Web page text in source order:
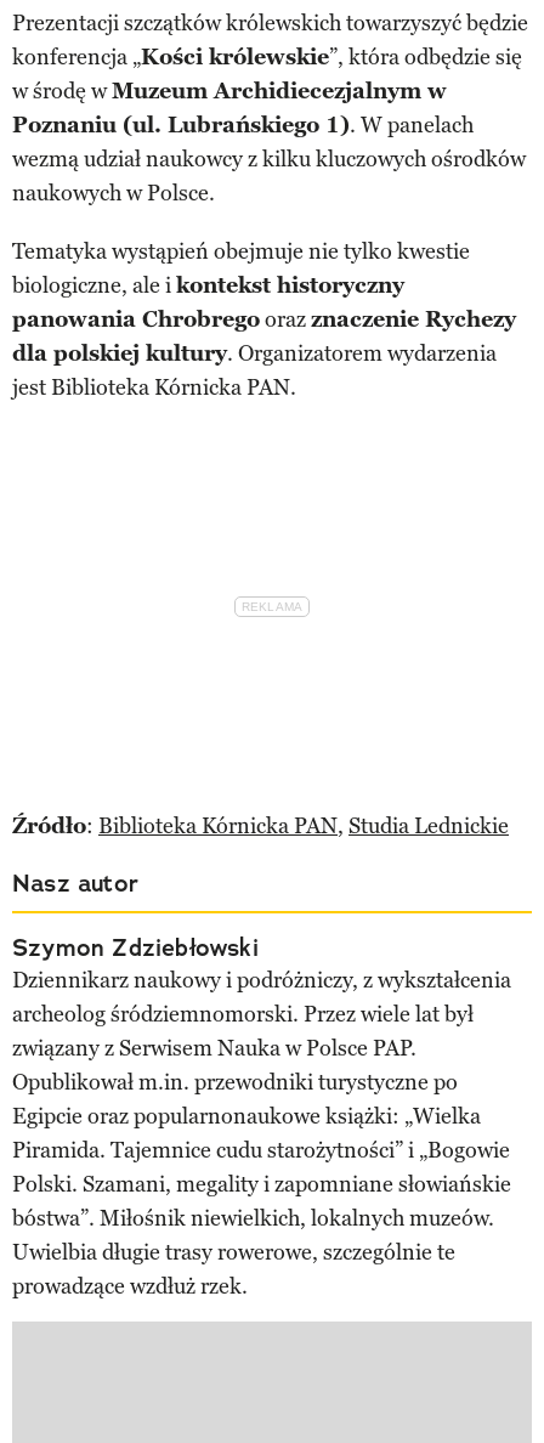
Prezentacji szczątków królewskich towarzyszyć będzie
konferencja „Kości królewskie”, która odbędzie się
w środę wMuzeum Archidiecezjalnym w
Poznaniu (ul. Lubrańskiego 1). W panelach
wezmą udział naukowcy z kilku kluczowych ośrodków
naukowych w Polsce.
Tematyka wystąpień obejmuje nie tylko kwestie
biologiczne, ale ikontekst historyczny
panowania Chrobregoorazznaczenie Rychezy
dla polskiej kultury. Organizatorem wydarzenia
jest Biblioteka Kórnicka PAN.
Źródło: Biblioteka Kórnicka PAN, Studia Lednickie
Nasz autor
Szymon Zdziebłowski
Dziennikarz naukowy i podróżniczy, z wykształcenia
archeolog śródziemnomorski. Przez wiele lat był
związany z Serwisem Nauka w Polsce PAP.
Opublikował m.in. przewodniki turystyczne po
Egipcie oraz popularnonaukowe książki: „Wielka
Piramida. Tajemnice cudu starożytności” i „Bogowie
Polski. Szamani, megality i zapomniane słowiańskie
bóstwa”. Miłośnik niewielkich, lokalnych muzeów.
Uwielbia długie trasy rowerowe, szczególnie te
prowadzące wzdłuż rzek.